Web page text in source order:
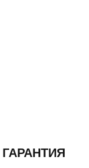
ГАРАНТИЯ